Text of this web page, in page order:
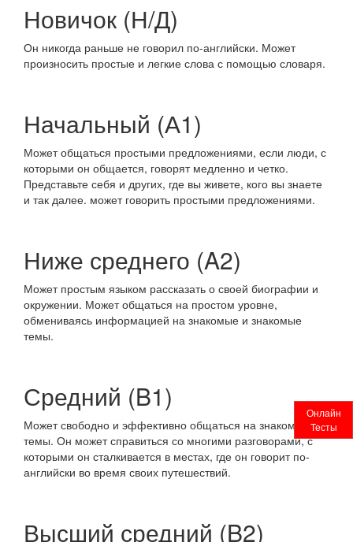
Онлайн
Тесты
Новичок (Н/Д)
Он никогда раньше не говорил по-английски. Может
произносить простые и легкие слова с помощью словаря.
Начальный (А1)
Может общаться простыми предложениями, если люди, с
которыми он общается, говорят медленно и четко.
Представьте себя и других, где вы живете, кого вы знаете
и так далее. может говорить простыми предложениями.
Ниже среднего (A2)
Может простым языком рассказать о своей биографии и
окружении. Может общаться на простом уровне,
обмениваясь информацией на знакомые и знакомые
темы.
Средний (B1)
Может свободно и эффективно общаться на знакомые
темы. Он может справиться со многими разговорами, с
которыми он сталкивается в местах, где он говорит по-
английски во время своих путешествий.
Высший средний (B2)